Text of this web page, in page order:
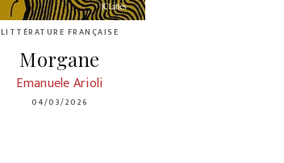
LITTÉRATURE FRANÇAISE
Morgane
Emanuele Arioli
04/03/2026